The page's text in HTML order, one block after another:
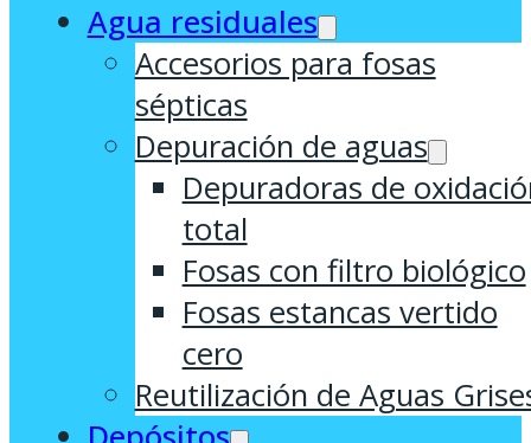
Agua residuales
Accesorios para fosas
sépticas
Depuración de aguas
Depuradoras de
total
Fosas con filtro biológico
Fosas estancas vertido
cero
Reutilización de Aguas